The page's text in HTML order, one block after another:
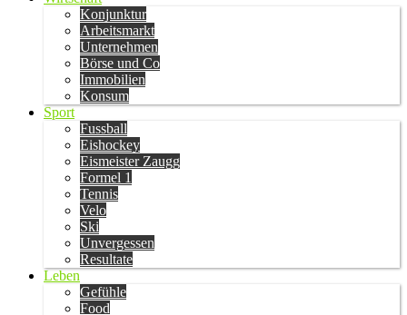
Konjunktur
Arbeitsmarkt
Unternehmen
Börse und Co
Immobilien
Konsum
Sport
Fussball
Eishockey
Eismeister Zaugg
Formel 1
Tennis
Velo
Ski
Unvergessen
Resultate
Leben
Gefühle
Food